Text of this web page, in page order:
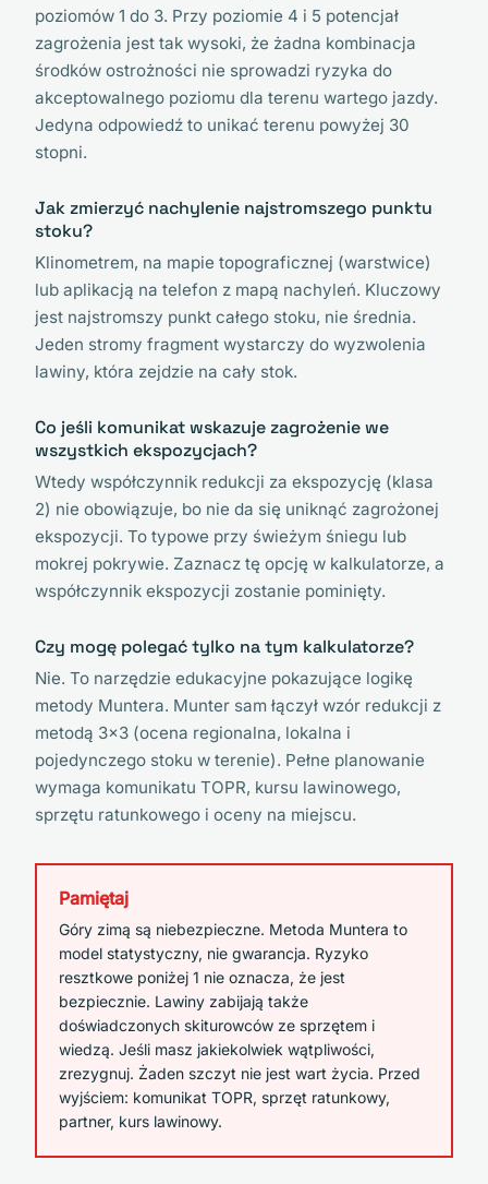
poziomów 1 do 3. Przy poziomie 4 i 5 potencjał
zagrożenia jest tak wysoki, że żadna kombinacja
środków ostrożności nie sprowadzi ryzyka do
akceptowalnego poziomu dla terenu wartego jazdy.
Jedyna odpowiedź to unikać terenu powyżej 30
stopni.
Jak zmierzyć nachylenie najstromszego punktu
stoku?
Klinometrem, na mapie topograficznej (warstwice)
lub aplikacją na telefon z mapą nachyleń. Kluczowy
jest najstromszy punkt całego stoku, nie średnia.
Jeden stromy fragment wystarczy do wyzwolenia
lawiny, która zejdzie na cały stok.
Co jeśli komunikat wskazuje zagrożenie we
wszystkich ekspozycjach?
Wtedy współczynnik redukcji za ekspozycję (klasa
2) nie obowiązuje, bo nie da się uniknąć zagrożonej
ekspozycji. To typowe przy świeżym śniegu lub
mokrej pokrywie. Zaznacz tę opcję w kalkulatorze, a
współczynnik ekspozycji zostanie pominięty.
Czy mogę polegać tylko na tym kalkulatorze?
Nie. To narzędzie edukacyjne pokazujące logikę
metody Muntera. Munter sam łączył wzór redukcji z
metodą 3x3 (ocena regionalna, lokalna i
pojedynczego stoku w terenie). Pełne planowanie
wymaga komunikatu TOPR, kursu lawinowego,
sprzętu ratunkowego i oceny na miejscu.
Pamiętaj
Góry zimą są niebezpieczne. Metoda Muntera to
model statystyczny, nie gwarancja. Ryzyko
resztkowe poniżej 1 nie oznacza, że jest
bezpiecznie. Lawiny zabijają także
doświadczonych skiturowców ze sprzętem i
wiedzą. Jeśli masz jakiekolwiek wątpliwości,
zrezygnuj. Żaden szczyt nie jest wart życia. Przed
wyjściem: komunikat TOPR, sprzęt ratunkowy,
partner, kurs lawinowy.